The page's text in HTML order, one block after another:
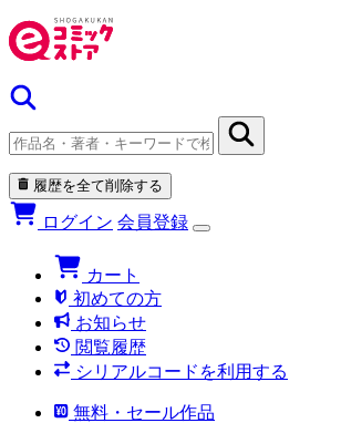
履歴を全て削除する
ログイン 会員登録
カート
初めての方
お知らせ
閲覧履歴
シリアルコードを利用する
無料・セール作品